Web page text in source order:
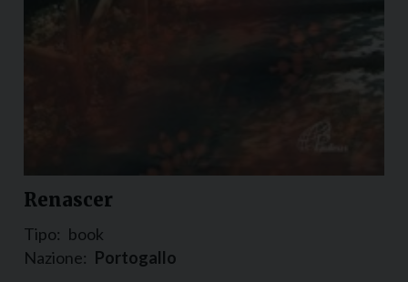
Renascer
Tipo: book
Nazione: Portogallo